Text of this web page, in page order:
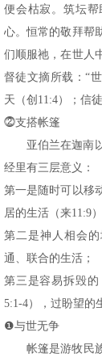
便会枯寂。筑坛
心。恒常的敬拜帮
们顺服祂，在世人
督徒文摘所载：“
天（创11:4）；信
⓶支搭帐篷
亚伯兰在迦南
经里有三层意义：
第一是随时可以移
居的生活（来11:9）
第二是神人相会
通、联合的生活；
第三是容易拆毁
5:1-4），过盼望的
❶与世无争
帐篷是游牧民